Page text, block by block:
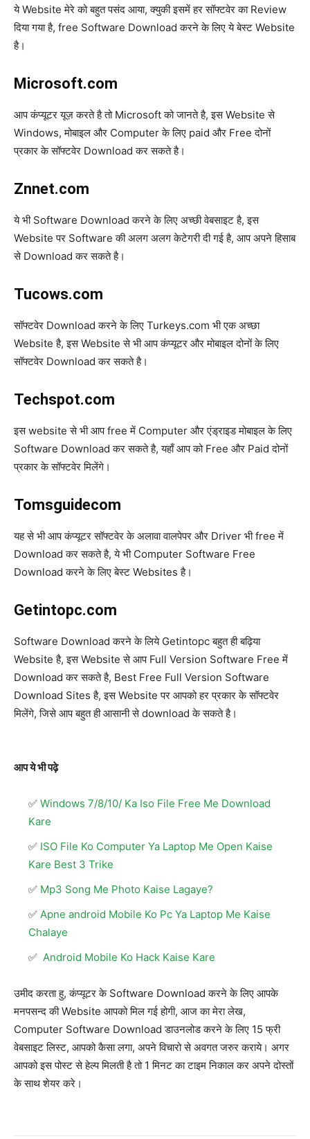
ये Website मेरे को बहुत पसंद आया, क्युकी इसमें हर सॉफ्टवेर का Review
दिया गया है, free Software Download करने के लिए ये बेस्ट Website
है।
Microsoft.com
आप कंप्यूटर यूज़ करते है तो Microsoft को जानते है, इस Website से
Windows, मोबाइल और Computer के लिए paid और Free दोनों
प्रकार के सॉफ्टवेर Download कर सकते है।
Znnet.com
ये भी Software Download करने के लिए अच्छी वेबसाइट है, इस
Website पर Software की अलग अलग केटेगरी दी गई है, आप अपने हिसाब
से Download कर सकते है।
Tucows.com
सॉफ्टवेर Download करने के लिए Turkeys.com भी एक अच्छा
Website है, इस Website से भी आप कंप्यूटर और मोबाइल दोनों के लिए
सॉफ्टवेर Download कर सकते है।
Techspot.com
इस website से भी आप free में Computer और एंड्राइड मोबाइल के लिए
Software Download कर सकते है, यहाँ आप को Free और Paid दोनों
प्रकार के सॉफ्टवेर मिलेंगे।
Tomsguidecom
यह से भी आप कंप्यूटर सॉफ्टवेर के अलावा वालपेपर और Driver भी free में
Download कर सकते है, ये भी Computer Software Free
Download करने के लिए बेस्ट Websites है।
Getintopc.com
Software Download करने के लिये Getintopc बहुत ही बढ़िया
Website है, इस Website से आप Full Version Software Free में
Download कर सकते है, Best Free Full Version Software
Download Sites है, इस Website पर आपको हर प्रकार के सॉफ्टवेर
मिलेंगे, जिसे आप बहुत ही आसानी से download के सकते है।
आप ये भी पढ़े
Windows 7/8/10/ Ka Iso File Free Me Download
Kare
ISO File Ko Computer Ya Laptop Me Open Kaise
Kare Best 3 Trike
Mp3 Song Me Photo Kaise Lagaye?
Apne android Mobile Ko Pc Ya Laptop Me Kaise
Chalaye
Android Mobile Ko Hack Kaise Kare
उमीद करता हु, कंप्यूटर के Software Download करने के लिए आपके
मनपसन्द की Website आपको मिल गई होगी, आज का मेरा लेख,
Computer Software Download डाउनलोड करने के लिए 15 फ्री
वेबसाइट लिस्ट, आपको कैसा लगा, अपने विचारो से अवगत जरुर कराये। अगर
आपको इस पोस्ट से हेल्प मिलती है तो 1 मिनट का टाइम निकाल कर अपने दोस्तों
के साथ शेयर करे।